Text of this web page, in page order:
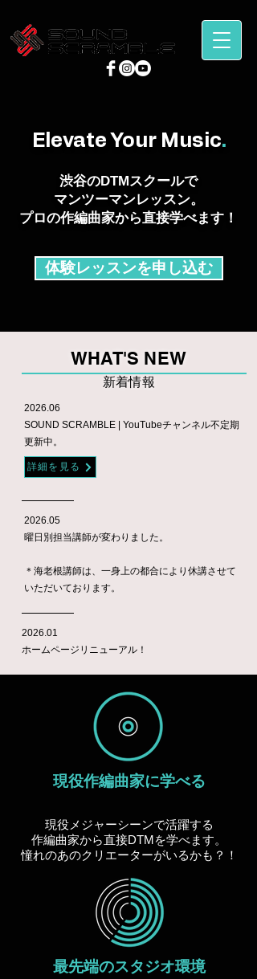
Elevate Your Music.
渋谷のDTMスクールで
マンツーマンレッスン。
プロの作編曲家から直接学べます！
体験レッスンを申し込む
WHAT'S NEW
新着情報
2026.06
​SOUND SCRAMBLE | YouTubeチャンネル不定期
更新中。
詳細を見る
2026.05
​曜日別担当講師が変わりました。
​＊海老根講師は、一身上の都合により休講させて
いただいております。
2026.01
​ホームページリニューアル！
現役作編曲家に学べる
現役メジャーシーンで活躍する
作編曲家から直接DTMを学べます。
​憧れのあのクリエーターがいるかも？！
最先端のスタジオ環境